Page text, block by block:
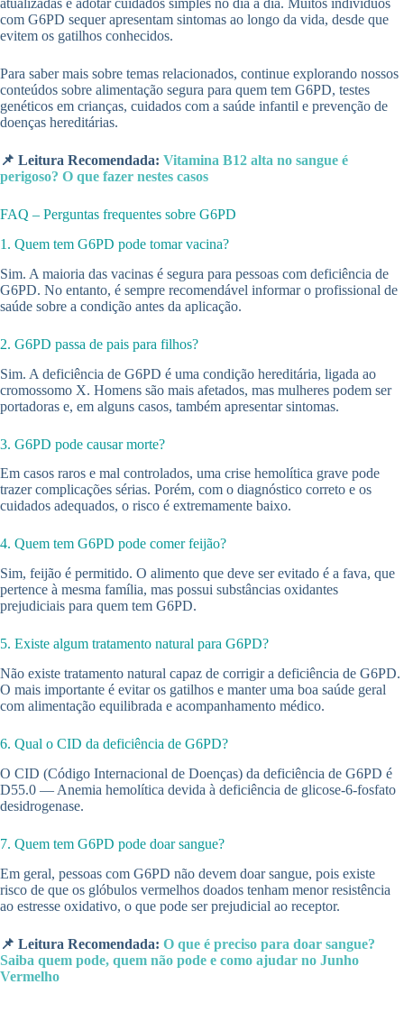
atualizadas e adotar cuidados simples no dia a dia. Muitos indivíduos
com G6PD sequer apresentam sintomas ao longo da vida, desde que
evitem os gatilhos conhecidos.
Para saber mais sobre temas relacionados, continue explorando nossos
conteúdos sobre alimentação segura para quem tem G6PD, testes
genéticos em crianças, cuidados com a saúde infantil e prevenção de
doenças hereditárias.
📌 Leitura Recomendada: Vitamina B12 alta no sangue é
perigoso? O que fazer nestes casos
FAQ – Perguntas frequentes sobre G6PD
1. Quem tem G6PD pode tomar vacina?
Sim. A maioria das vacinas é segura para pessoas com deficiência de
G6PD. No entanto, é sempre recomendável informar o profissional de
saúde sobre a condição antes da aplicação.
2. G6PD passa de pais para filhos?
Sim. A deficiência de G6PD é uma condição hereditária, ligada ao
cromossomo X. Homens são mais afetados, mas mulheres podem ser
portadoras e, em alguns casos, também apresentar sintomas.
3. G6PD pode causar morte?
Em casos raros e mal controlados, uma crise hemolítica grave pode
trazer complicações sérias. Porém, com o diagnóstico correto e os
cuidados adequados, o risco é extremamente baixo.
4. Quem tem G6PD pode comer feijão?
Sim, feijão é permitido. O alimento que deve ser evitado é a fava, que
pertence à mesma família, mas possui substâncias oxidantes
prejudiciais para quem tem G6PD.
5. Existe algum tratamento natural para G6PD?
Não existe tratamento natural capaz de corrigir a deficiência de G6PD.
O mais importante é evitar os gatilhos e manter uma boa saúde geral
com alimentação equilibrada e acompanhamento médico.
6. Qual o CID da deficiência de G6PD?
O CID (Código Internacional de Doenças) da deficiência de G6PD é
D55.0 — Anemia hemolítica devida à deficiência de glicose-6-fosfato
desidrogenase.
7. Quem tem G6PD pode doar sangue?
Em geral, pessoas com G6PD não devem doar sangue, pois existe
risco de que os glóbulos vermelhos doados tenham menor resistência
ao estresse oxidativo, o que pode ser prejudicial ao receptor.
📌 Leitura Recomendada: O que é preciso para doar sangue?
Saiba quem pode, quem não pode e como ajudar no Junho
Vermelho